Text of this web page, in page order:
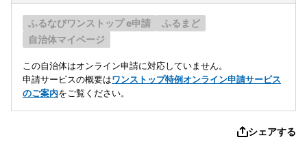
ふるなびワンストップ e申請
ふるまど
自治体マイページ
この自治体はオンライン申請に対応していません。
申請サービスの概要はワンストップ特例オンライン申請サービス
のご案内をご覧ください。
シェアする